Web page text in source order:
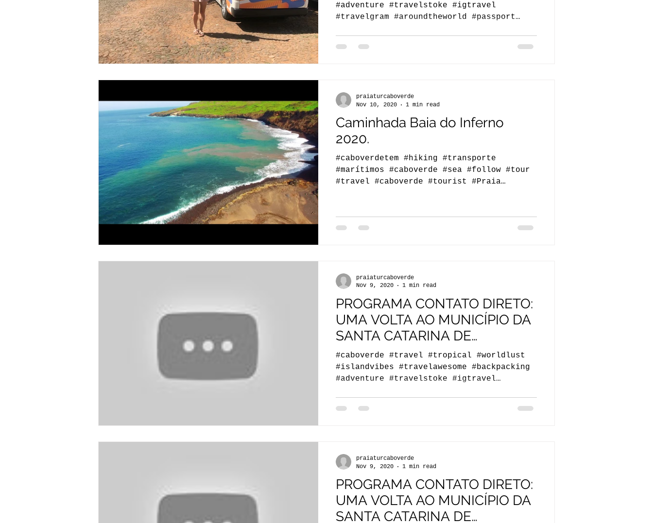
#adventure #travelstoke #igtravel
#travelgram #aroundtheworld #passport
Caminhada Baia do Inferno
2020.
#caboverdetem #hiking #transporte
#marítimos #caboverde #sea #follow #tour
#travel #caboverde #tourist #Praia
praiaturcaboverde
Nov 10, 2020
1 min read
PROGRAMA CONTATO DIRETO:
UMA VOLTA AO MUNICÍPIO DA
SANTA CATARINA DE
SANTIAGO - PARTE II
#caboverde #travel #tropical #worldlust
#islandvibes #travelawesome #backpacking
#adventure #travelstoke #igtravel
praiaturcaboverde
Nov 9, 2020
1 min read
PROGRAMA CONTATO DIRETO:
UMA VOLTA AO MUNICÍPIO DA
SANTA CATARINA DE
praiaturcaboverde
Nov 9, 2020
1 min read